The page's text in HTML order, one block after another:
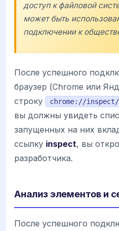
доступ к файловой
может быть
подключении к
После успешного
браузер (Chrome или
строку
chrome://inspect/
вы должны увидеть
запущенных на них
ссылку inspect, вы
разработчика.
Анализ элементов и
После успешного